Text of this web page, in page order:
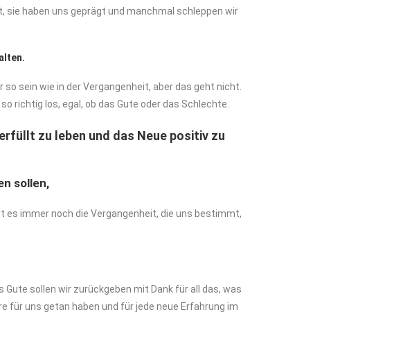
sie haben uns geprägt und manchmal schleppen wir
sein wie in der Vergangenheit, aber das geht nicht.
richtig los, egal, ob das Gute oder das Schlechte.
zu leben und das Neue positiv zu
sollen,
es immer noch die Vergangenheit, die uns bestimmt,
Gute sollen wir zurückgeben mit Dank für all das, was
für uns getan haben und für jede neue Erfahrung im